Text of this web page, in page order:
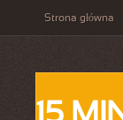
Strona główna